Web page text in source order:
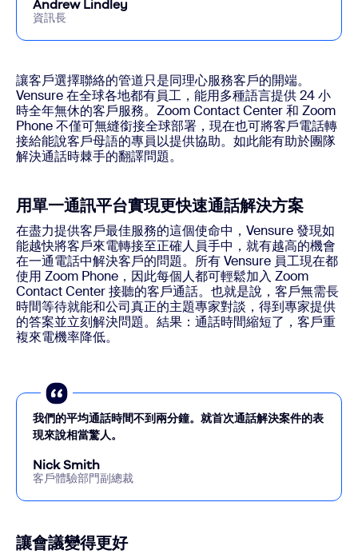
Andrew Lindley
資訊長
讓客戶選擇聯絡的管道只是同理心服務客戶的開端。
Vensure 在全球各地都有員工，能用多種語言提供 24 小
時全年無休的客戶服務。Zoom Contact Center 和 Zoom
Phone 不僅可無縫銜接全球部署，現在也可將客戶電話轉
接給能說客戶母語的專員以提供協助。如此能有助於團隊
解決通話時棘手的翻譯問題。
用單一通訊平台實現更快速通話解決方案
在盡力提供客戶最佳服務的這個使命中，Vensure 發現如
能越快將客戶來電轉接至正確人員手中，就有越高的機會
在一通電話中解決客戶的問題。所有 Vensure 員工現在都
使用 Zoom Phone，因此每個人都可輕鬆加入 Zoom
Contact Center 接聽的客戶通話。也就是說，客戶無需長
時間等待就能和公司真正的主題專家對談，得到專家提供
的答案並立刻解決問題。結果：通話時間縮短了，客戶重
複來電機率降低。
我們的平均通話時間不到兩分鐘。就首次通話解決案件的表
現來說相當驚人。
Nick Smith
客戶體驗部門副總裁
讓會議變得更好